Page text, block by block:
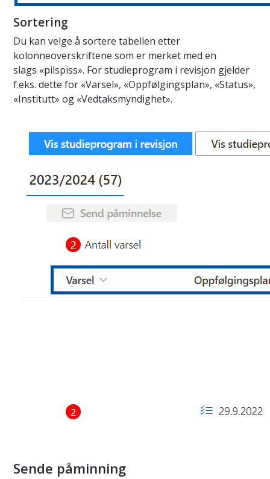
Sortering
Du kan velge å sortere tabellen etter
kolonneoverskriftene som er merket med en
slags «pilspiss». For studieprogram i revisjon gjelder
f.eks. dette for «Varsel», «Oppfølgingsplan», «Status»,
«Institutt» og «Vedtaksmyndighet».
Sende påminning